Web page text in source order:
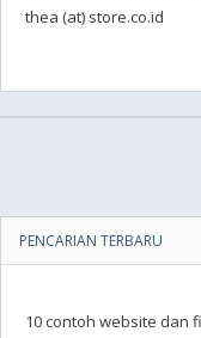
thea (at) store.co.id
PENCARIAN TERBARU
10 contoh website dan